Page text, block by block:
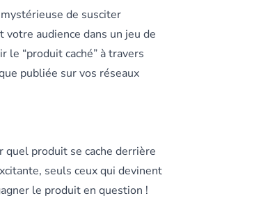
de susciter
audience dans un jeu de
le “produit caché” à travers
publiée sur vos réseaux
quel produit se cache derrière
seuls ceux qui devinent
le produit en question !